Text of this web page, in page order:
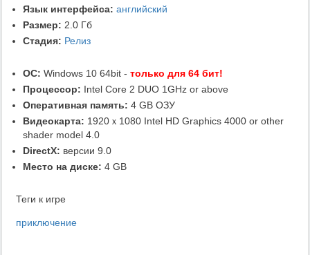
Язык интерфейса: английский
Размер: 2.0 Гб
Стадия: Релиз
ОС: Windows 10 64bit - только для 64 бит!
Процессор: Intel Core 2 DUO 1GHz or above
Оперативная память: 4 GB ОЗУ
Видеокарта: 1920ｘ1080 Intel HD Graphics 4000 or other
shader model 4.0
DirectX: версии 9.0
Место на диске: 4 GB
Теги к игре
приключение